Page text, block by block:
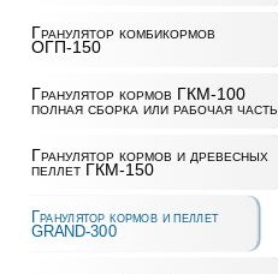
Гранулятор комбикормов
ОГП-150
Гранулятор кормов ГКМ-100
полная сборка или рабочая часть
Гранулятор кормов и древесных
пеллет ГКМ-150
Гранулятор кормов и пеллет
GRAND-300